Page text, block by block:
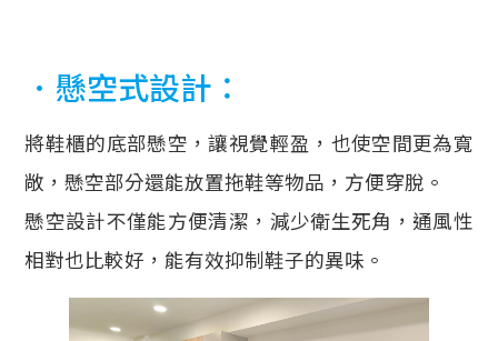
．懸空式設計：
將鞋櫃的底部懸空，讓視覺輕盈，也使空間更為寬
敞，懸空部分還能放置拖鞋等物品，方便穿脫。
懸空設計不僅能方便清潔，減少衛生死角，通風性
相對也比較好，能有效抑制鞋子的異味。